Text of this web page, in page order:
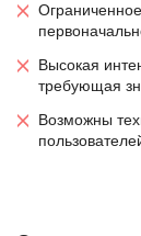
Высокая
требующая
Возможны